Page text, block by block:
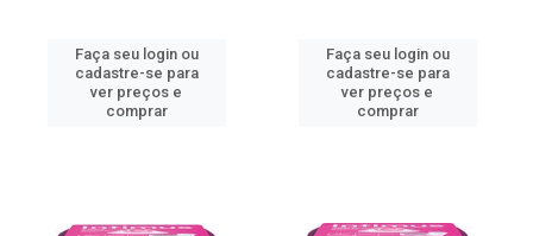
Faça seu login ou
cadastre-se para
ver preços e
comprar
Faça seu login ou
cadastre-se para
ver preços e
comprar